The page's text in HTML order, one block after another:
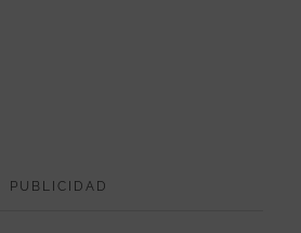
PUBLICIDAD